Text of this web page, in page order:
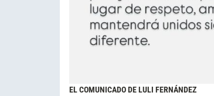
EL COMUNICADO DE LULI FERNÁNDEZ